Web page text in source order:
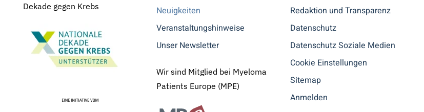
Dekade gegen Krebs
Neuigkeiten
Veranstaltungshinweise
Unser Newsletter
Wir sind Mitglied bei Myeloma
Patients Europe (MPE)
Redaktion und Transparenz
Datenschutz
Datenschutz Soziale Medien
Cookie Einstellungen
Sitemap
Anmelden